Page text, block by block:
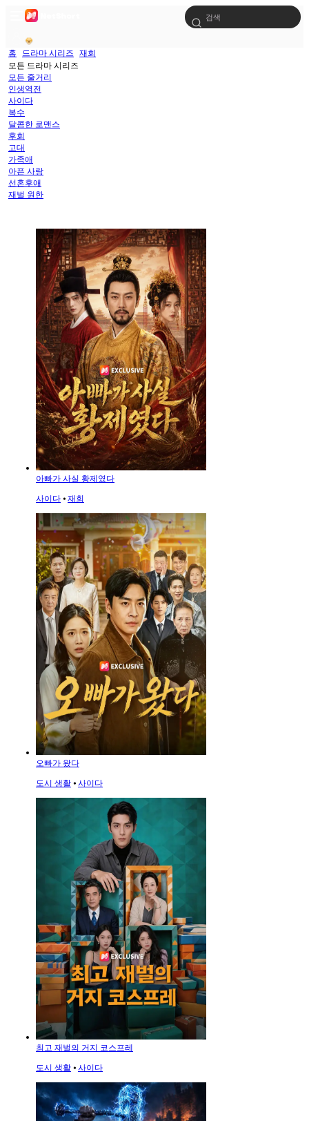
홈 드라마 시리즈 재회
모든 드라마 시리즈
모든 줄거리
인생역전
사이다
복수
달콤한 로맨스
후회
고대
가족애
아픈 사랑
선혼후애
재벌 원한
아빠가 사실 황제였다
사이다 ⦁ 재회
오빠가 왔다
도시 생활 ⦁ 사이다
최고 재벌의 거지 코스프레
도시 생활 ⦁ 사이다